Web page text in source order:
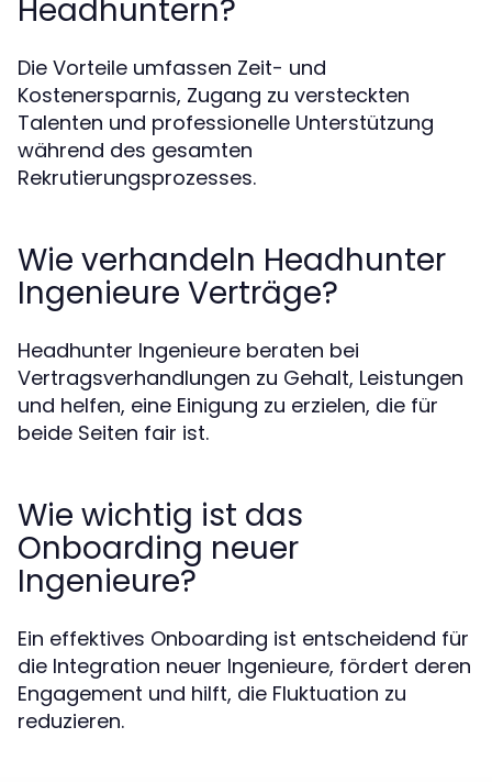
Headhuntern?
Die Vorteile umfassen Zeit- und
Kostenersparnis, Zugang zu versteckten
Talenten und professionelle Unterstützung
während des gesamten
Rekrutierungsprozesses.
Wie verhandeln Headhunter
Ingenieure Verträge?
Headhunter Ingenieure beraten bei
Vertragsverhandlungen zu Gehalt, Leistungen
und helfen, eine Einigung zu erzielen, die für
beide Seiten fair ist.
Wie wichtig ist das
Onboarding neuer
Ingenieure?
Ein effektives Onboarding ist entscheidend für
die Integration neuer Ingenieure, fördert deren
Engagement und hilft, die Fluktuation zu
reduzieren.